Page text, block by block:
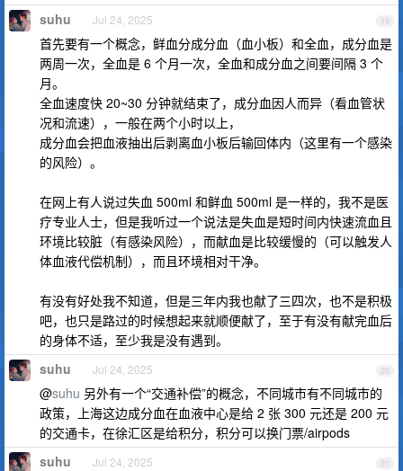
19
suhu Jul 24, 2025
首先要有一个概念，鲜血分成分血（血小板）和全血，成分血是
两周一次，全血是 6 个月一次，全血和成分血之间要间隔 3 个
月。
全血速度快 20~30 分钟就结束了，成分血因人而异（看血管状
况和流速），一般在两个小时以上，
成分血会把血液抽出后剥离血小板后输回体内（这里有一个感染
的风险）。
在网上有人说过失血 500ml 和鲜血 500ml 是一样的，我不是医
疗专业人士，但是我听过一个说法是失血是短时间内快速流血且
环境比较脏（有感染风险），而献血是比较缓慢的（可以触发人
体血液代偿机制），而且环境相对干净。
有没有好处我不知道，但是三年内我也献了三四次，也不是积极
吧，也只是路过的时候想起来就顺便献了，至于有没有献完血后
的身体不适，至少我是没有遇到。
20
suhu Jul 24, 2025
@suhu 另外有一个“交通补偿”的概念，不同城市有不同城市的
政策，上海这边成分血在血液中心是给 2 张 300 元还是 200 元
的交通卡，在徐汇区是给积分，积分可以换门票/airpods
21
suhu Jul 24, 2025